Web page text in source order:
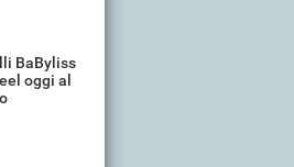
BaByliss
oggi al